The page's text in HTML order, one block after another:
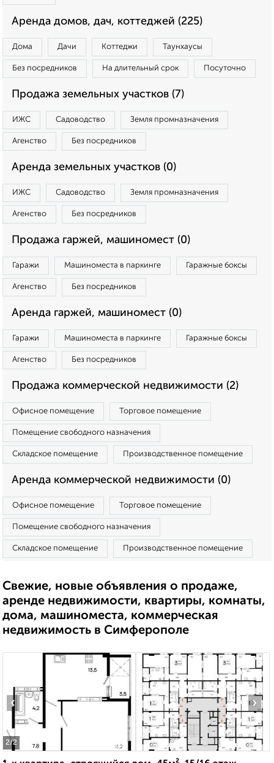
Аренда домов, дач, коттеджей (225)
Дома Дачи Коттеджи Таунхаусы
Без посредников На длительный срок Посуточно
Продажа земельных участков (7)
ИЖС Садоводство Земля промназначения
Агенство Без посредников
Аренда земельных участков (0)
ИЖС Садоводство Земля промназначения
Агенство Без посредников
Продажа гаржей, машиномест (0)
Гаражи Машиноместа в паркинге Гаражные боксы
Агенство Без посредников
Аренда гаржей, машиномест (0)
Гаражи Машиноместа в паркинге Гаражные боксы
Агенство Без посредников
Продажа коммерческой недвижимости (2)
Офисное помещение Торговое помещение
Помещение свободного назначения
Складское помещение Производственное помещение
Аренда коммерческой недвижимости (0)
Офисное помещение Торговое помещение
Помещение свободного назначения
Складское помещение Производственное помещение
Свежие, новые объявления о продаже,
аренде недвижимости, квартиры, комнаты,
дома, машиноместа, коммерческая
недвижимость в Симферополе
2/2
‹ ›